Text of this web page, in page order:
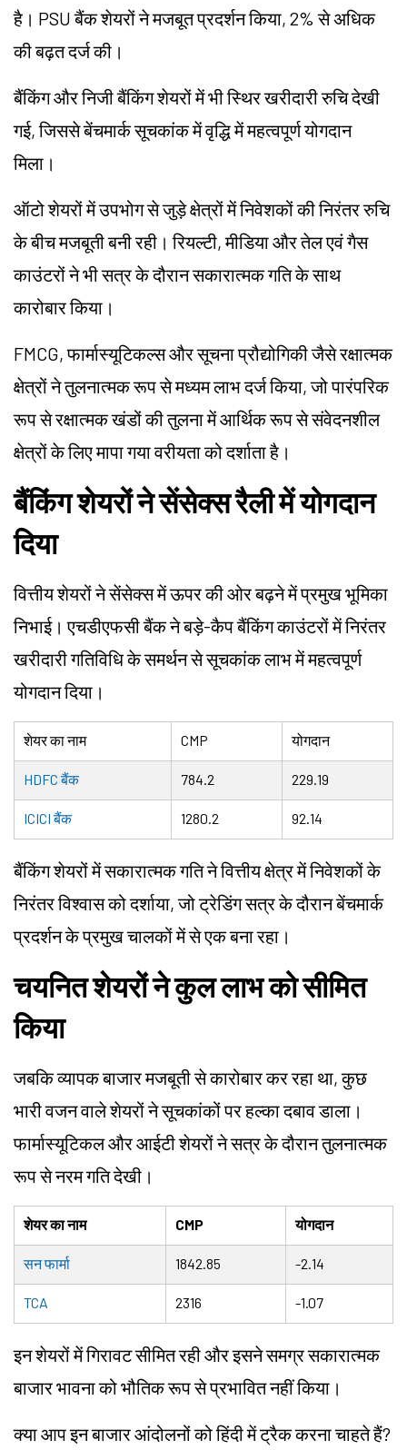
है। PSU बैंक शेयरों ने मजबूत प्रदर्शन किया, 2% से अधिक
की बढ़त दर्ज की।
बैंकिंग और निजी बैंकिंग शेयरों में भी स्थिर खरीदारी रुचि देखी
गई, जिससे बेंचमार्क सूचकांक में वृद्धि में महत्वपूर्ण योगदान
मिला।
ऑटो शेयरों में उपभोग से जुड़े क्षेत्रों में निवेशकों की निरंतर रुचि
के बीच मजबूती बनी रही। रियल्टी, मीडिया और तेल एवं गैस
काउंटरों ने भी सत्र के दौरान सकारात्मक गति के साथ
कारोबार किया।
FMCG, फार्मास्यूटिकल्स और सूचना प्रौद्योगिकी जैसे रक्षात्मक
क्षेत्रों ने तुलनात्मक रूप से मध्यम लाभ दर्ज किया, जो पारंपरिक
रूप से रक्षात्मक खंडों की तुलना में आर्थिक रूप से संवेदनशील
क्षेत्रों के लिए मापा गया वरीयता को दर्शाता है।
बैंकिंग शेयरों ने सेंसेक्स रैली में योगदान
दिया
वित्तीय शेयरों ने सेंसेक्स में ऊपर की ओर बढ़ने में प्रमुख भूमिका
निभाई। एचडीएफसी बैंक ने बड़े-कैप बैंकिंग काउंटरों में निरंतर
खरीदारी गतिविधि के समर्थन से सूचकांक लाभ में महत्वपूर्ण
योगदान दिया।
शेयर का नाम CMP योगदान
HDFC बैंक 784.2 229.19
ICICI बैंक 1280.2 92.14
बैंकिंग शेयरों में सकारात्मक गति ने वित्तीय क्षेत्र में निवेशकों के
निरंतर विश्वास को दर्शाया, जो ट्रेडिंग सत्र के दौरान बेंचमार्क
प्रदर्शन के प्रमुख चालकों में से एक बना रहा।
चयनित शेयरों ने कुल लाभ को सीमित
किया
जबकि व्यापक बाजार मजबूती से कारोबार कर रहा था, कुछ
भारी वजन वाले शेयरों ने सूचकांकों पर हल्का दबाव डाला।
फार्मास्यूटिकल और आईटी शेयरों ने सत्र के दौरान तुलनात्मक
रूप से नरम गति देखी।
शेयर का नाम CMP योगदान
सन फार्मा 1842.85 -2.14
TCA 2316 -1.07
इन शेयरों में गिरावट सीमित रही और इसने समग्र सकारात्मक
बाजार भावना को भौतिक रूप से प्रभावित नहीं किया।
क्या आप इन बाजार आंदोलनों को हिंदी में ट्रैक करना चाहते हैं?